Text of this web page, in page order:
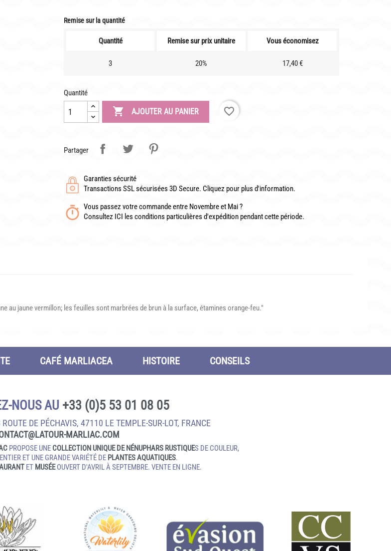
Remise sur la quantité
Quantité Remise sur prix unitaire Vous économisez
3 20% 17,40 €
Quantité
 AJOUTER AU PANIER favorite_border
Partager
Garanties sécurité
Transactions SSL sécurisées 3D Secure. Cliquez pour plus d'information.
Vous passez votre commande entre Novembre et Mai ?
Consultez ICI les conditions particulières d'expédition pendant cette période.
au jaune vermillon; les feuilles sont marbrées de brun à la surface, étamines orange-feu."
CAFÉ MARLIACEA HISTOIRE CONSEILS
NOUS AU +33 (0)5 53 01 08 05
DE PÉCHAVIS, 47110 LE TEMPLE‑SUR‑LOT, FRANCE
PROPOSE UNE COLLECTION UNIQUE DE NÉNUPHARS RUSTIQUES DE COULEUR,
ET UNE GRANDE VARIÉTÉ DE PLANTES AQUATIQUES.
ET MUSÉEOUVERT D'AVRIL À SEPTEMBRE. VENTE EN LIGNE.